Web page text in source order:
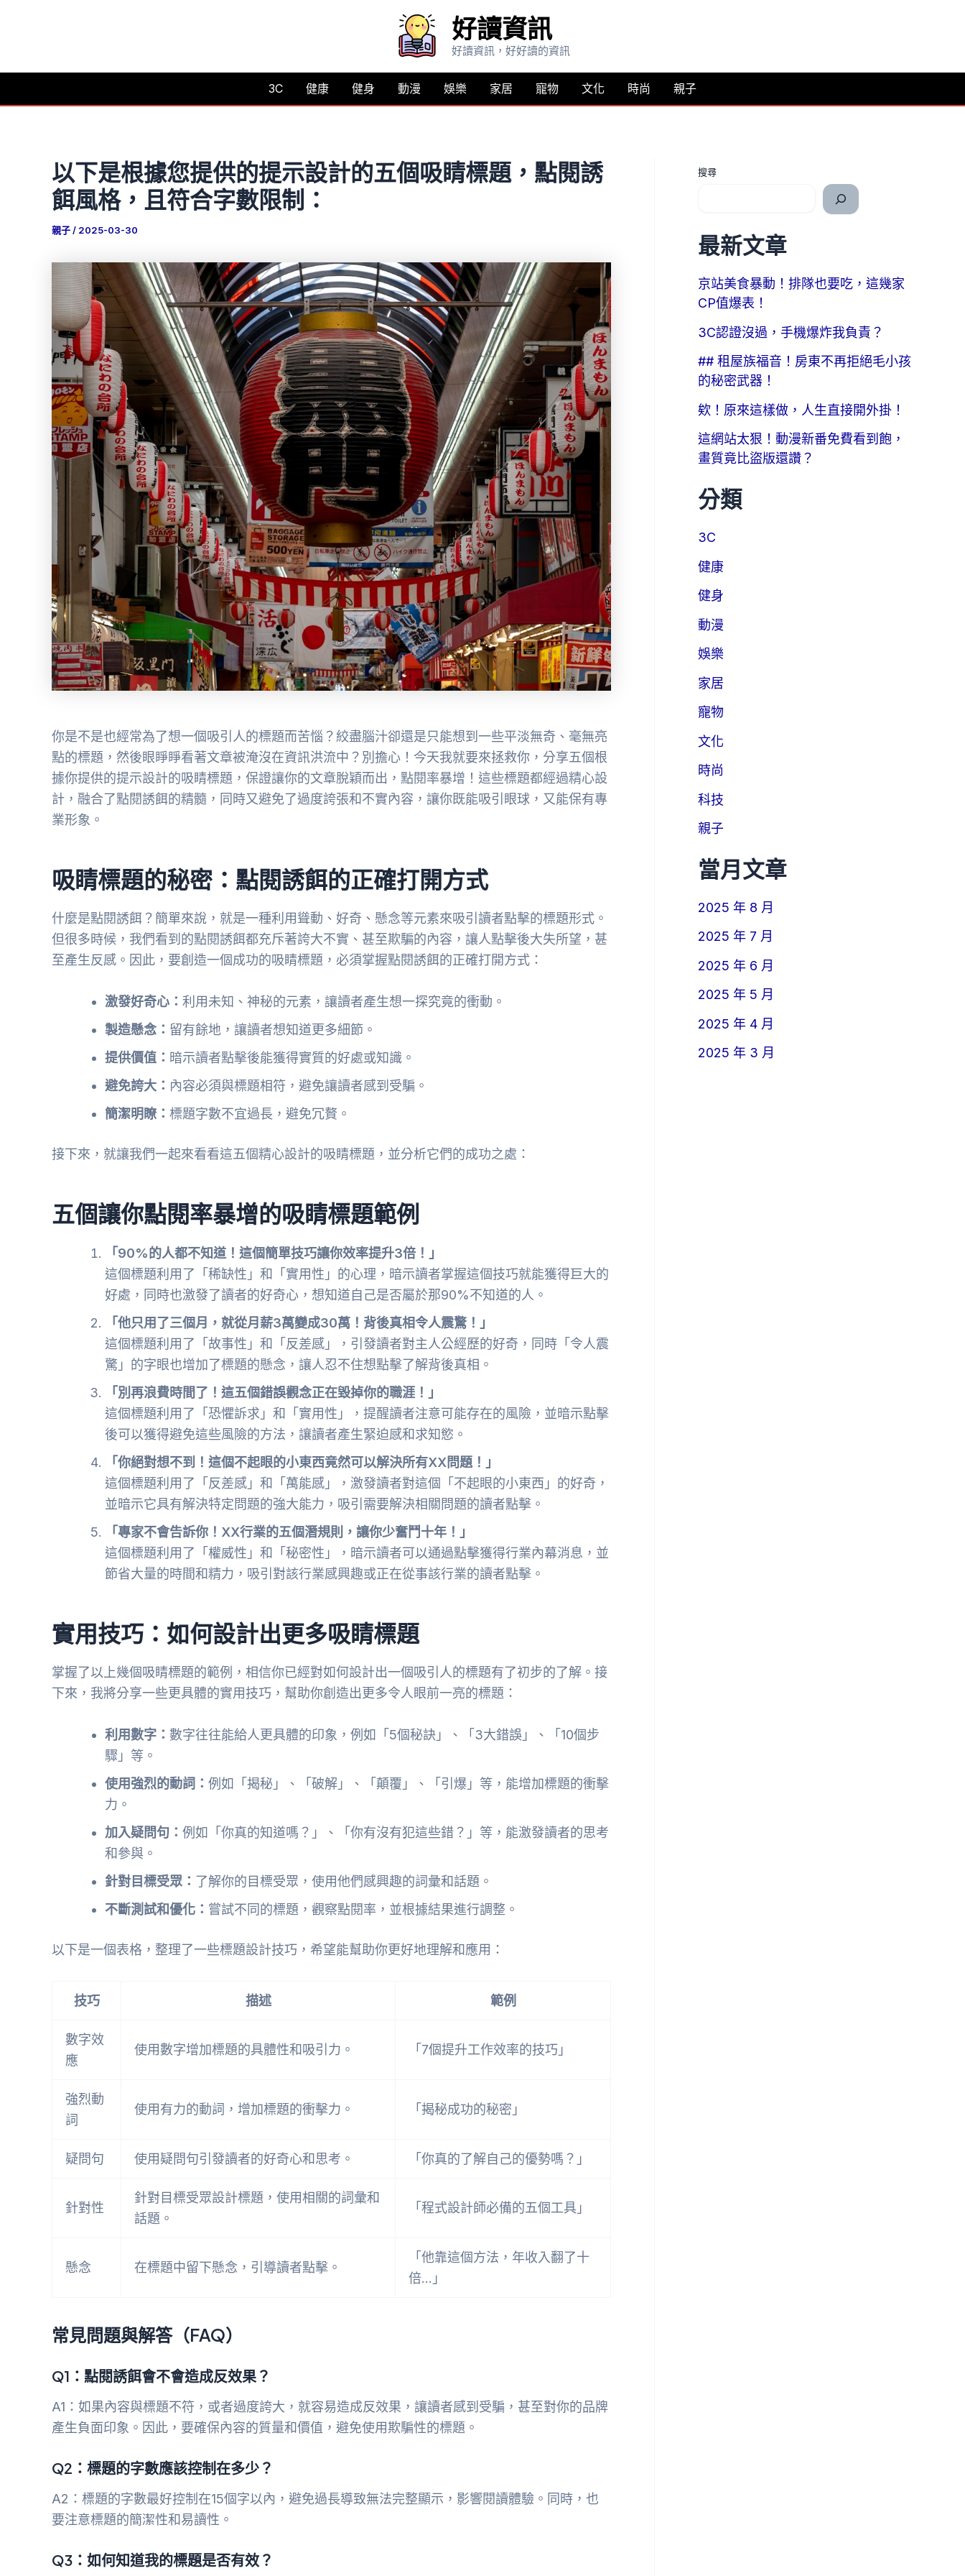
要
好讀資訊
好讀資訊，好好讀的資訊
3C 健康 健身 動漫 娛樂 家居 寵物 文化 時尚 親子
以下是根據您提供的提示設計的五個吸睛標題，點閱誘
餌風格，且符合字數限制：
親子/ 2025-03-30
你是不是也經常為了想一個吸引人的標題而苦惱？絞盡腦汁卻還是只能想到一些平淡無奇、毫無亮
點的標題，然後眼睜睜看著文章被淹沒在資訊洪流中？別擔心！今天我就要來拯救你，分享五個根
據你提供的提示設計的吸睛標題，保證讓你的文章脫穎而出，點閱率暴增！這些標題都經過精心設
計，融合了點閱誘餌的精髓，同時又避免了過度誇張和不實內容，讓你既能吸引眼球，又能保有專
業形象。
吸睛標題的秘密：點閱誘餌的正確打開方式
什麼是點閱誘餌？簡單來說，就是一種利用聳動、好奇、懸念等元素來吸引讀者點擊的標題形式。
但很多時候，我們看到的點閱誘餌都充斥著誇大不實、甚至欺騙的內容，讓人點擊後大失所望，甚
至產生反感。因此，要創造一個成功的吸睛標題，必須掌握點閱誘餌的正確打開方式：
激發好奇心： 利用未知、神秘的元素，讓讀者產生想一探究竟的衝動。
製造懸念： 留有餘地，讓讀者想知道更多細節。
提供價值： 暗示讀者點擊後能獲得實質的好處或知識。
避免誇大： 內容必須與標題相符，避免讓讀者感到受騙。
簡潔明瞭： 標題字數不宜過長，避免冗贅。
接下來，就讓我們一起來看看這五個精心設計的吸睛標題，並分析它們的成功之處：
五個讓你點閱率暴增的吸睛標題範例
「90%的人都不知道！這個簡單技巧讓你效率提升3倍！」
這個標題利用了「稀缺性」和「實用性」的心理，暗示讀者掌握這個技巧就能獲得巨大的
好處，同時也激發了讀者的好奇心，想知道自己是否屬於那90%不知道的人。
「他只用了三個月，就從月薪3萬變成30萬！背後真相令人震驚！」
這個標題利用了「故事性」和「反差感」，引發讀者對主人公經歷的好奇，同時「令人震
驚」的字眼也增加了標題的懸念，讓人忍不住想點擊了解背後真相。
「別再浪費時間了！這五個錯誤觀念正在毀掉你的職涯！」
這個標題利用了「恐懼訴求」和「實用性」，提醒讀者注意可能存在的風險，並暗示點擊
後可以獲得避免這些風險的方法，讓讀者產生緊迫感和求知慾。
「你絕對想不到！這個不起眼的小東西竟然可以解決所有XX問題！」
這個標題利用了「反差感」和「萬能感」，激發讀者對這個「不起眼的小東西」的好奇，
並暗示它具有解決特定問題的強大能力，吸引需要解決相關問題的讀者點擊。
「專家不會告訴你！XX行業的五個潛規則，讓你少奮鬥十年！」
這個標題利用了「權威性」和「秘密性」，暗示讀者可以通過點擊獲得行業內幕消息，並
節省大量的時間和精力，吸引對該行業感興趣或正在從事該行業的讀者點擊。
實用技巧：如何設計出更多吸睛標題
掌握了以上幾個吸睛標題的範例，相信你已經對如何設計出一個吸引人的標題有了初步的了解。接
下來，我將分享一些更具體的實用技巧，幫助你創造出更多令人眼前一亮的標題：
利用數字： 數字往往能給人更具體的印象，例如「5個秘訣」、「3大錯誤」、「10個步
驟」等。
使用強烈的動詞： 例如「揭秘」、「破解」、「顛覆」、「引爆」等，能增加標題的衝擊
力。
加入疑問句： 例如「你真的知道嗎？」、「你有沒有犯這些錯？」等，能激發讀者的思考
和參與。
針對目標受眾： 了解你的目標受眾，使用他們感興趣的詞彙和話題。
不斷測試和優化： 嘗試不同的標題，觀察點閱率，並根據結果進行調整。
以下是一個表格，整理了一些標題設計技巧，希望能幫助你更好地理解和應用：
技巧 描述 範例
數字效
應
使用數字增加標題的具體性和吸引力。 「7個提升工作效率的技巧」
強烈動
詞
使用有力的動詞，增加標題的衝擊力。 「揭秘成功的秘密」
疑問句 使用疑問句引發讀者的好奇心和思考。 「你真的了解自己的優勢嗎？」
針對性
針對目標受眾設計標題，使用相關的詞彙和
話題。
「程式設計師必備的五個工具」
懸念 在標題中留下懸念，引導讀者點擊。
「他靠這個方法，年收入翻了十
倍…」
常見問題與解答（FAQ）
Q1：點閱誘餌會不會造成反效果？
A1：如果內容與標題不符，或者過度誇大，就容易造成反效果，讓讀者感到受騙，甚至對你的品牌
產生負面印象。因此，要確保內容的質量和價值，避免使用欺騙性的標題。
Q2：標題的字數應該控制在多少？
A2：標題的字數最好控制在15個字以內，避免過長導致無法完整顯示，影響閱讀體驗。同時，也
要注意標題的簡潔性和易讀性。
Q3：如何知道我的標題是否有效？
搜尋
最新文章
京站美食暴動！排隊也要吃，這幾家
CP值爆表！
3C認證沒過，手機爆炸我負責？
## 租屋族福音！房東不再拒絕毛小孩
的秘密武器！
欸！原來這樣做，人生直接開外掛！
這網站太狠！動漫新番免費看到飽，
畫質竟比盜版還讚？
分類
3C
健康
健身
動漫
娛樂
家居
寵物
文化
時尚
科技
親子
當月文章
2025 年 8 月
2025 年 7 月
2025 年 6 月
2025 年 5 月
2025 年 4 月
2025 年 3 月